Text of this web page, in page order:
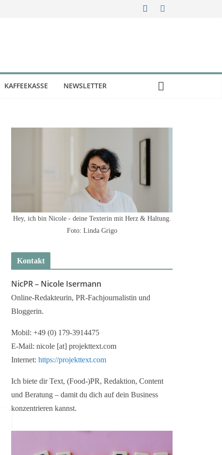
KAFFEEKASSE NEWSLETTER
Hey, ich bin Nicole - deine Texterin mit Herz & Haltung.
Foto: Linda Grigo
Kontakt
NicPR – Nicole Isermann
Online-Redakteurin, PR-Fachjournalistin und
Bloggerin.
Mobil: +49 (0) 179-3914475
E-Mail: nicole [at] projekttext.com
Internet: https://projekttext.com
Ich biete dir Text, (Food-)PR, Redaktion, Content
und Beratung – damit du dich auf dein Business
konzentrieren kannst.